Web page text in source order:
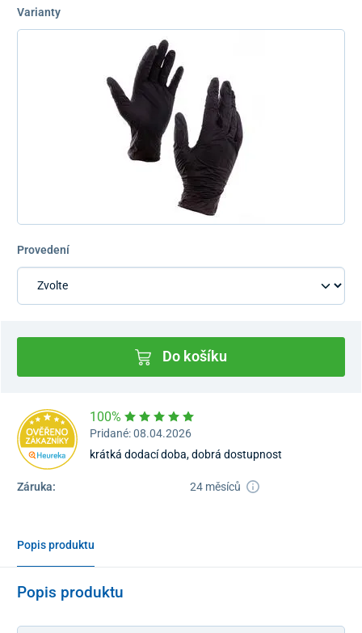
Varianty
Provedení
Do košíku
100%
Pridané: 08.04.2026
krátká dodací doba, dobrá dostupnost
Záruka: 24 měsíců
Popis produktu
Popis produktu